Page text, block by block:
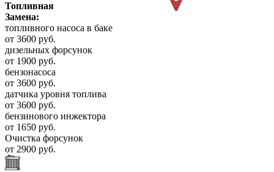
Топливная
Замена:
топливного насоса в баке
от 3600 руб.
дизельных форсунок
от 1900 руб.
бензонасоса
от 3600 руб.
датчика уровня топлива
от 3600 руб.
бензинового инжектора
от 1650 руб.
Очистка форсунок
от 2900 руб.